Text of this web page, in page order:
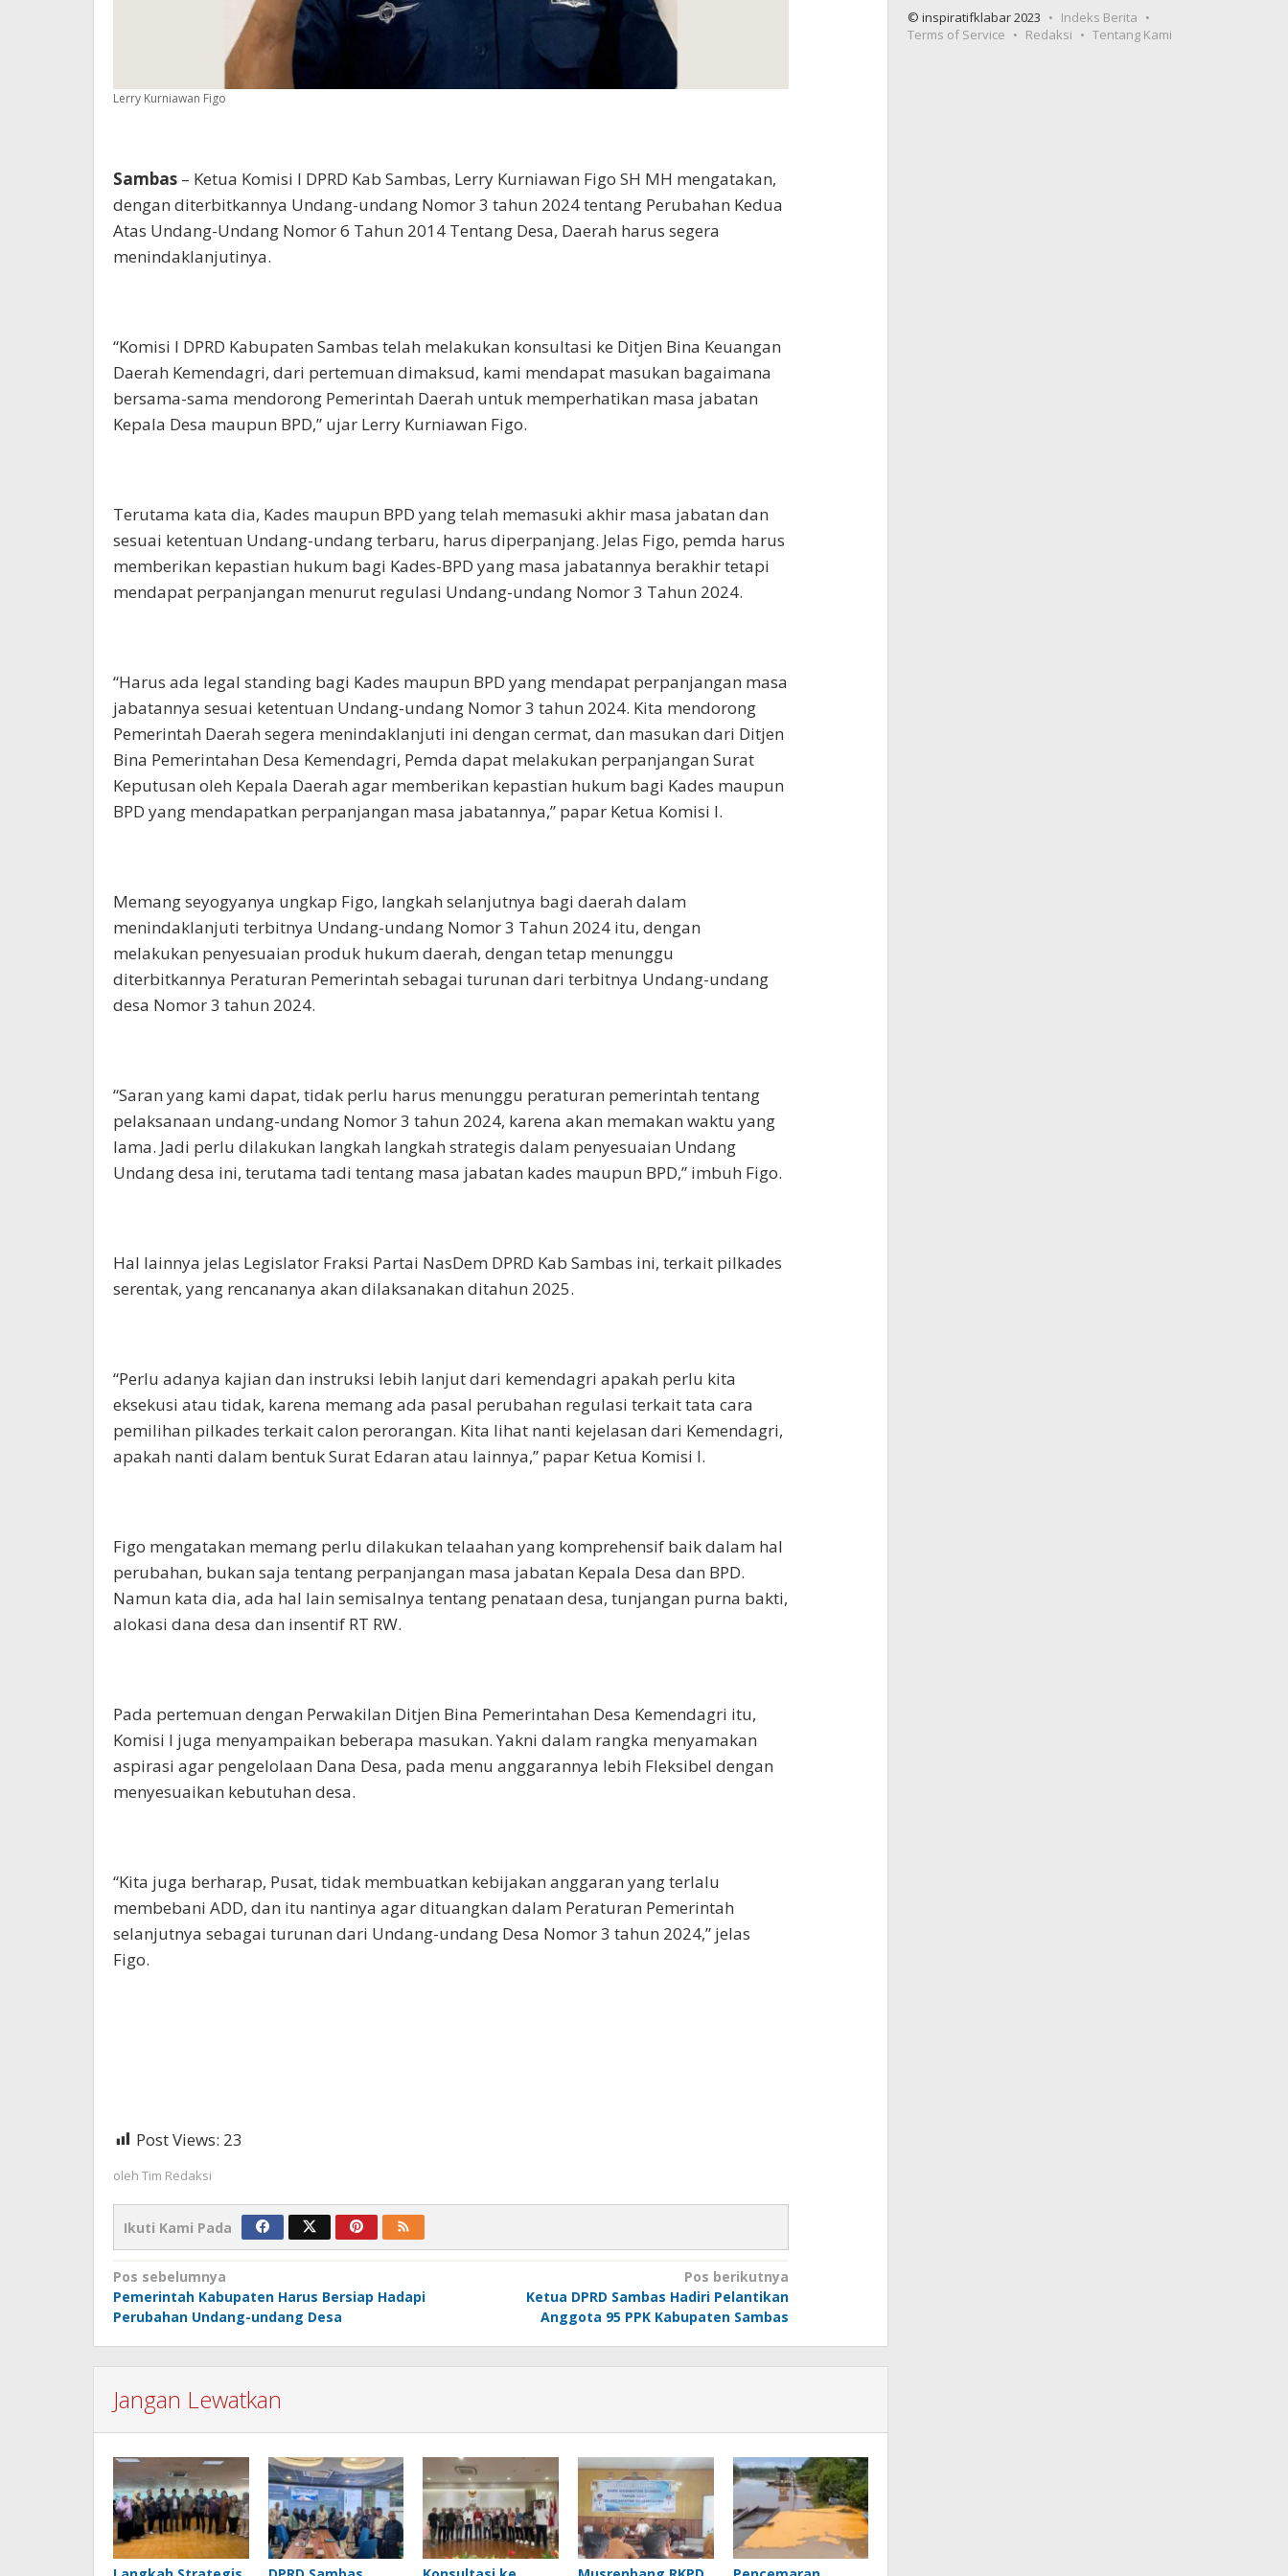
Lerry Kurniawan Figo
Sambas – Ketua Komisi I DPRD Kab Sambas, Lerry Kurniawan Figo SH MH mengatakan,
dengan diterbitkannya Undang-undang Nomor 3 tahun 2024 tentang Perubahan Kedua
Atas Undang-Undang Nomor 6 Tahun 2014 Tentang Desa, Daerah harus segera
menindaklanjutinya.
“Komisi I DPRD Kabupaten Sambas telah melakukan konsultasi ke Ditjen Bina Keuangan
Daerah Kemendagri, dari pertemuan dimaksud, kami mendapat masukan bagaimana
bersama-sama mendorong Pemerintah Daerah untuk memperhatikan masa jabatan
Kepala Desa maupun BPD,” ujar Lerry Kurniawan Figo.
Terutama kata dia, Kades maupun BPD yang telah memasuki akhir masa jabatan dan
sesuai ketentuan Undang-undang terbaru, harus diperpanjang. Jelas Figo, pemda harus
memberikan kepastian hukum bagi Kades-BPD yang masa jabatannya berakhir tetapi
mendapat perpanjangan menurut regulasi Undang-undang Nomor 3 Tahun 2024.
“Harus ada legal standing bagi Kades maupun BPD yang mendapat perpanjangan masa
jabatannya sesuai ketentuan Undang-undang Nomor 3 tahun 2024. Kita mendorong
Pemerintah Daerah segera menindaklanjuti ini dengan cermat, dan masukan dari Ditjen
Bina Pemerintahan Desa Kemendagri, Pemda dapat melakukan perpanjangan Surat
Keputusan oleh Kepala Daerah agar memberikan kepastian hukum bagi Kades maupun
BPD yang mendapatkan perpanjangan masa jabatannya,” papar Ketua Komisi I.
Memang seyogyanya ungkap Figo, langkah selanjutnya bagi daerah dalam
menindaklanjuti terbitnya Undang-undang Nomor 3 Tahun 2024 itu, dengan
melakukan penyesuaian produk hukum daerah, dengan tetap menunggu
diterbitkannya Peraturan Pemerintah sebagai turunan dari terbitnya Undang-undang
desa Nomor 3 tahun 2024.
“Saran yang kami dapat, tidak perlu harus menunggu peraturan pemerintah tentang
pelaksanaan undang-undang Nomor 3 tahun 2024, karena akan memakan waktu yang
lama. Jadi perlu dilakukan langkah langkah strategis dalam penyesuaian Undang
Undang desa ini, terutama tadi tentang masa jabatan kades maupun BPD,” imbuh Figo.
Hal lainnya jelas Legislator Fraksi Partai NasDem DPRD Kab Sambas ini, terkait pilkades
serentak, yang rencananya akan dilaksanakan ditahun 2025.
“Perlu adanya kajian dan instruksi lebih lanjut dari kemendagri apakah perlu kita
eksekusi atau tidak, karena memang ada pasal perubahan regulasi terkait tata cara
pemilihan pilkades terkait calon perorangan. Kita lihat nanti kejelasan dari Kemendagri,
apakah nanti dalam bentuk Surat Edaran atau lainnya,” papar Ketua Komisi I.
Figo mengatakan memang perlu dilakukan telaahan yang komprehensif baik dalam hal
perubahan, bukan saja tentang perpanjangan masa jabatan Kepala Desa dan BPD.
Namun kata dia, ada hal lain semisalnya tentang penataan desa, tunjangan purna bakti,
alokasi dana desa dan insentif RT RW.
Pada pertemuan dengan Perwakilan Ditjen Bina Pemerintahan Desa Kemendagri itu,
Komisi I juga menyampaikan beberapa masukan. Yakni dalam rangka menyamakan
aspirasi agar pengelolaan Dana Desa, pada menu anggarannya lebih Fleksibel dengan
menyesuaikan kebutuhan desa.
“Kita juga berharap, Pusat, tidak membuatkan kebijakan anggaran yang terlalu
membebani ADD, dan itu nantinya agar dituangkan dalam Peraturan Pemerintah
selanjutnya sebagai turunan dari Undang-undang Desa Nomor 3 tahun 2024,” jelas
Figo.
Post Views: 23
oleh Tim Redaksi
Ikuti Kami Pada
Navigasi
pos
Pos sebelumnya
Pemerintah Kabupaten Harus Bersiap Hadapi
Perubahan Undang-undang Desa
Pos berikutnya
Ketua DPRD Sambas Hadiri Pelantikan
Anggota 95 PPK Kabupaten Sambas
Jangan Lewatkan
© inspiratifklabar 2023
Indeks Berita
Terms of Service
Redaksi Tentang Kami